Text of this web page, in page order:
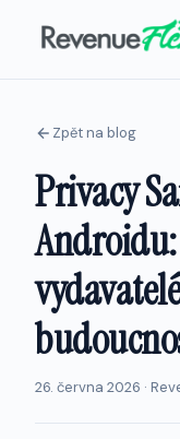
Zpět na blog
Privacy
26. června 2026 ·